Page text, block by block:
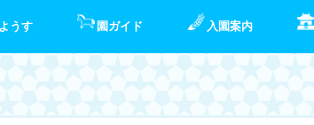
うす 園ガイド 入園案内